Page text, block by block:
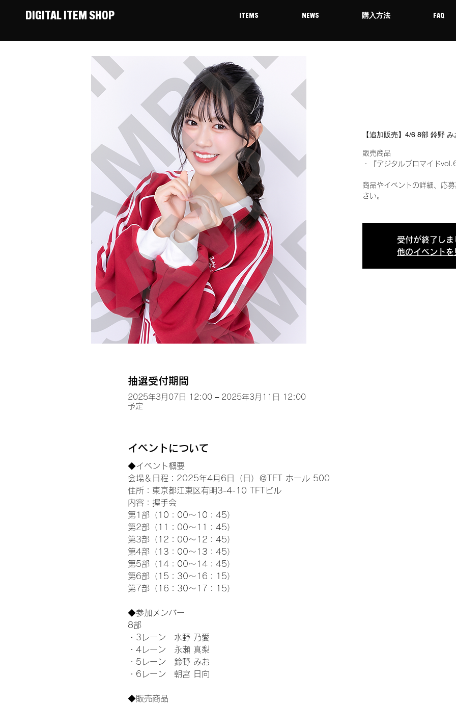
DIGITAL ITEM SHOP ITEMS NEWS 購入方法 FAQ
【追加販売】4/6 8部 鈴野
販売商品
・『デジタルブロマイド
商品やイベントの詳細、応
さい。
受付が終了しま
他のイベントを
抽選受付期間
2025年3月07日 12:00 – 2025年3月11日 12:00
予定
イベントについて
◆イベント概要
会場＆日程：2025年4月6日（日）＠TFT ホール 500
住所：東京都江東区有明3-4-10 TFTビル
内容：握手会
第1部（10：00～10：45）
第2部（11：00～11：45）
第3部（12：00～12：45）
第4部（13：00～13：45）
第5部（14：00～14：45）
第6部（15：30～16：15）
第7部（16：30～17：15）
◆参加メンバー
8部
・3レーン　水野 乃愛
・4レーン　永瀬 真梨
・5レーン　鈴野 みお
・6レーン　朝宮 日向
◆販売商品